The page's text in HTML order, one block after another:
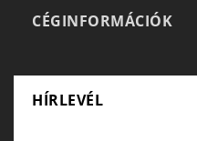
CÉGINFORMÁCIÓK
HÍRLEVÉL